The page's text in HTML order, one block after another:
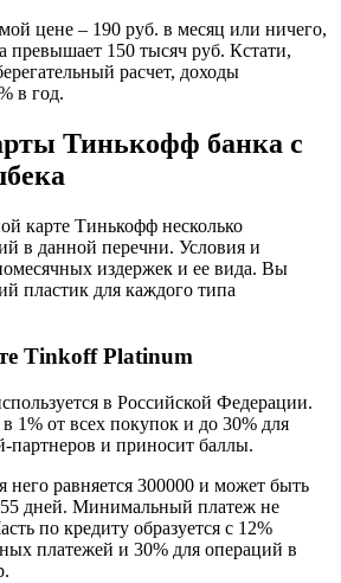
цене – 190 руб. в месяц или ничего,
превышает 150 тысяч руб. Кстати,
расчет, доходы
в год.
Тинькофф банка с
карте Тинькофф несколько
в данной перечни. Условия и
издержек и ее вида. Вы
пластик для каждого типа
Tinkoff Platinum
в Российской Федерации.
1% от всех покупок и до 30% для
партнеров и приносит баллы.
него равняется 300000 и может быть
55 дней. Минимальный платеж не
по кредиту образуется с 12%
платежей и 30% для операций в